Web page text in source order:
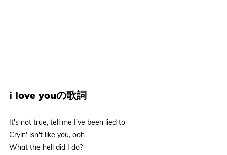
i love youの歌詞
It's not true, tell me I've been lied to
Cryin' isn't like you, ooh
What the hell did I do?